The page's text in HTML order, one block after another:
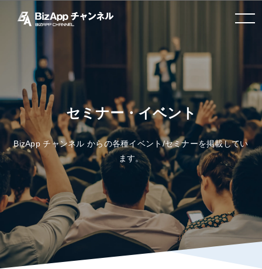
toggle navigation
セミナー・イベント
BizApp チャンネル からの各種イベント/セミナーを掲載してい
ます。